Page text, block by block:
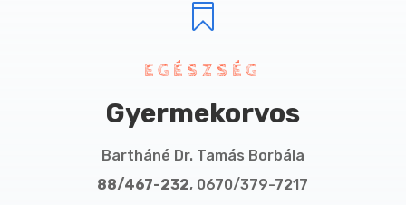

EGÉSZSÉG
Gyermekorvos
Bartháné Dr. Tamás Borbála
88/467-232, 0670/379-7217